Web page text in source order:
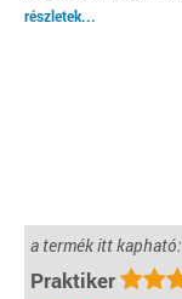
részletek...
a termék itt kapható:
Praktiker